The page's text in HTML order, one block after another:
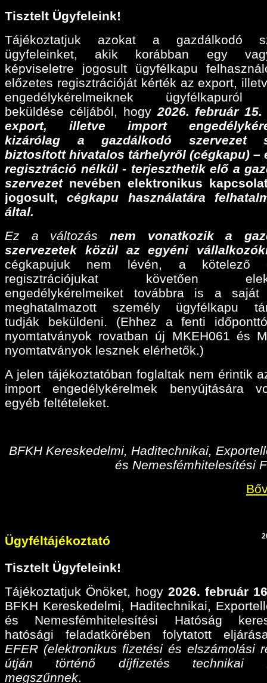
Tisztelt Ügyfeleink!
Tájékoztatjuk azokat a gazdálkodó
ügyfeleinket, akik korábban egy
képviseletre jogosult ügyfélkapu
előzetes regisztrációját kérték az export,
engedélykérelmeiknek ügyfélkapuról
beküldése céljából, hogy 2026. február
export, illetve import
kizárólag a gazdálkodó szervezet
biztosított hivatalos tárhelyről (cégkapu) –
regisztráció nélkül - terjeszthetik elő a
szervezet nevében elektronikus
jogosult, cégkapu használatára
által.
Ez a változás nem vonatkozik a
szervezetek közül az egyéni
cégkapujuk nem lévén, a kötelező
regisztrációjukat követően
engedélykérelmeiket továbbra is a
meghatalmazott személy ügyfélkapu
tudják beküldeni. (Ehhez a fenti
nyomtatványok rovatban új MKEH061 és
nyomtatványok lesznek elérhetők.)
A jelen tájékoztatóban foglaltak nem érintik
import engedélykérelmek benyújtására
egyéb feltételeket.
BFKH Kereskedelmi, Haditechnikai,
és Nemesfémhitelesítési
Ügyféltájékoztató
Tisztelt Ügyfeleink!
Tájékoztatjuk Önöket, hogy 2026. február
BFKH Kereskedelmi, Haditechnikai,
és Nemesfémhitelesítési Hatóság
hatósági feladatkörében folytatott
EFER (elektronikus fizetési és elszámolási
útján történő díjfizetés technikai
megszűnnek.